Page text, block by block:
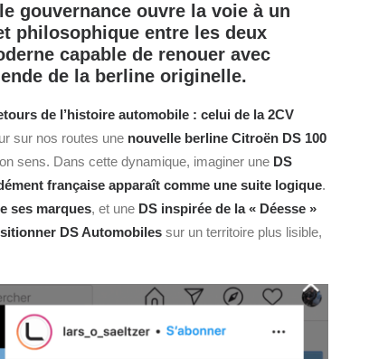
gouvernance ouvre la voie à un
philosophique entre les deux
capable de renouer avec
de la berline originelle.
de l’histoire automobile : celui de la 2CV
sur nos routes une nouvelle berline Citroën DS 100
sens. Dans cette dynamique, imaginer une DS
française apparaît comme une suite logique.
ses marques, et une DS inspirée de la « Déesse »
DS Automobiles sur un territoire plus lisible,